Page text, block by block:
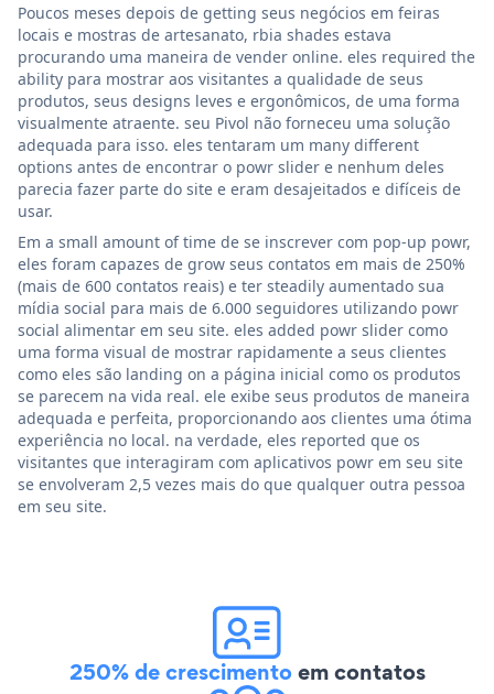
Poucos meses depois de getting seus negócios em feiras
locais e mostras de artesanato, rbia shades estava
procurando uma maneira de vender online. eles required the
ability para mostrar aos visitantes a qualidade de seus
produtos, seus designs leves e ergonômicos, de uma forma
visualmente atraente. seu Pivol não forneceu uma solução
adequada para isso. eles tentaram um many different
options antes de encontrar o powr slider e nenhum deles
parecia fazer parte do site e eram desajeitados e difíceis de
usar.
Em a small amount of time de se inscrever com pop-up powr,
eles foram capazes de grow seus contatos em mais de 250%
(mais de 600 contatos reais) e ter steadily aumentado sua
mídia social para mais de 6.000 seguidores utilizando powr
social alimentar em seu site. eles added powr slider como
uma forma visual de mostrar rapidamente a seus clientes
como eles são landing on a página inicial como os produtos
se parecem na vida real. ele exibe seus produtos de maneira
adequada e perfeita, proporcionando aos clientes uma ótima
experiência no local. na verdade, eles reported que os
visitantes que interagiram com aplicativos powr em seu site
se envolveram 2,5 vezes mais do que qualquer outra pessoa
em seu site.
250% de crescimentoem contatos